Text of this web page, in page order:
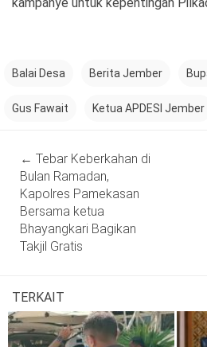
Balai Desa Berita Jember
Gus Fawait Ketua APDESI Jember
navigation
← Tebar Keberkahan di
Bulan Ramadan,
Kapolres Pamekasan
Bersama ketua
Bhayangkari Bagikan
Takjil Gratis
TERKAIT